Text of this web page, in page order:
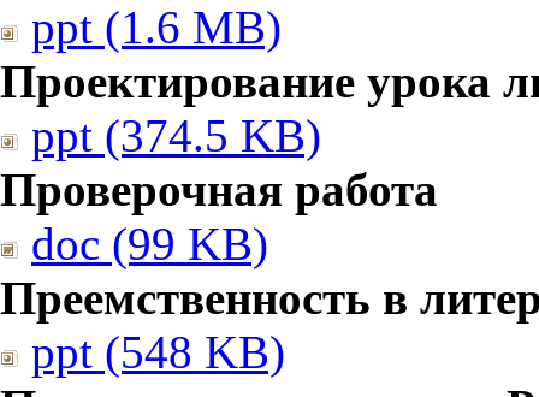
ppt (1.6 MB)
Проектирование урока
ppt (374.5 KB)
Проверочная работа
doc (99 KB)
Преемственность в
ppt (548 KB)